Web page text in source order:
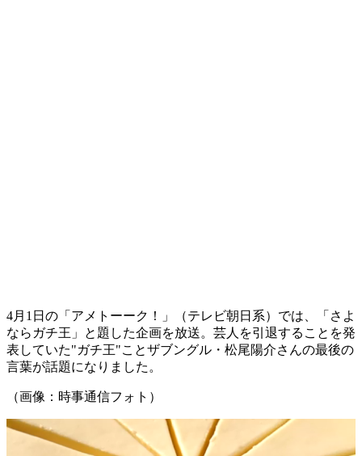
4月1日の「アメトーーク！」（テレビ朝日系）では、「さよ
ならガチ王」と題した企画を放送。芸人を引退することを発
表していた"ガチ王"ことザブングル・松尾陽介さんの最後の
言葉が話題になりました。
（画像：時事通信フォト）